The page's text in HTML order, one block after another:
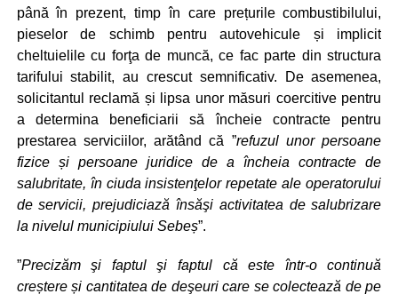
până în prezent, timp în care prețurile combustibilului,
pieselor de schimb pentru autovehicule și implicit
cheltuielile cu forţa de muncă, ce fac parte din structura
tarifului stabilit, au crescut semnificativ. De asemenea,
solicitantul reclamă și lipsa unor măsuri coercitive pentru
a determina beneficiarii să încheie contracte pentru
prestarea serviciilor, arătând că ”refuzul unor persoane
fizice și persoane juridice de a încheia contracte de
salubritate, în ciuda insistenţelor repetate ale operatorului
de servicii, prejudiciază însăşi activitatea de salubrizare
la nivelul municipiului Sebeș”.
”Precizăm şi faptul şi faptul că este într-o continuă
creștere și cantitatea de deşeuri care se colectează de pe